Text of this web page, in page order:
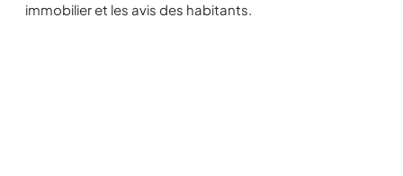
immobilier et les avis des habitants.